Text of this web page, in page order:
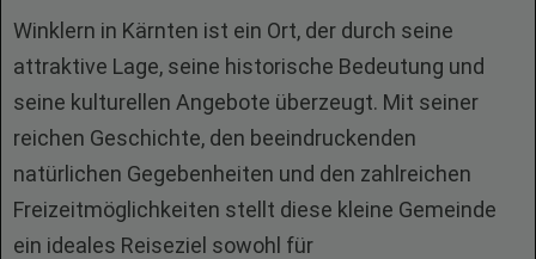
Winklern in Kärnten ist ein Ort, der durch seine
attraktive Lage, seine historische Bedeutung und
seine kulturellen Angebote überzeugt. Mit seiner
reichen Geschichte, den beeindruckenden
natürlichen Gegebenheiten und den zahlreichen
Freizeitmöglichkeiten stellt diese kleine Gemeinde
ein ideales Reiseziel sowohl für